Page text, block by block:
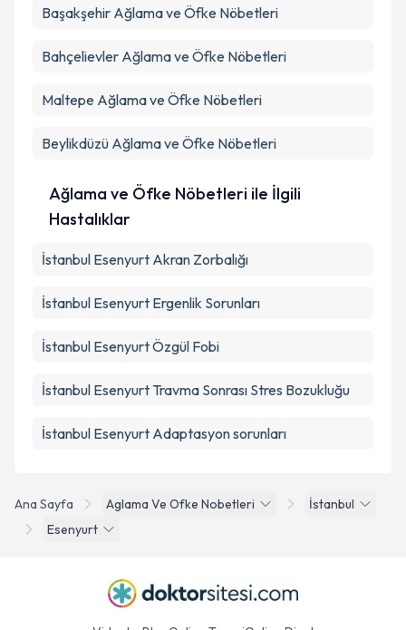
Ana Sayfa Aglama Ve Ofke Nobetleri
İstanbul
Esenyurt
Başakşehir Ağlama ve Öfke Nöbetleri
Bahçelievler Ağlama ve Öfke Nöbetleri
Maltepe Ağlama ve Öfke Nöbetleri
Beylikdüzü Ağlama ve Öfke Nöbetleri
Ağlama ve Öfke Nöbetleri ile İlgili
Hastalıklar
İstanbul Esenyurt Akran Zorbalığı
İstanbul Esenyurt Ergenlik Sorunları
İstanbul Esenyurt Özgül Fobi
İstanbul Esenyurt Travma Sonrası Stres Bozukluğu
İstanbul Esenyurt Adaptasyon sorunları